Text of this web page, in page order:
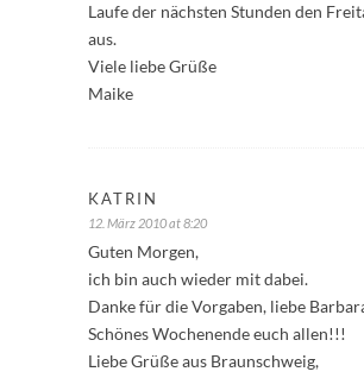
Laufe der nächsten Stunden den
aus.
Viele liebe Grüße
Maike
KATRIN
12. März 2010 at 8:20
Guten Morgen,
ich bin auch wieder mit dabei.
Danke für die Vorgaben, liebe
Schönes Wochenende euch allen!!!
Liebe Grüße aus Braunschweig,